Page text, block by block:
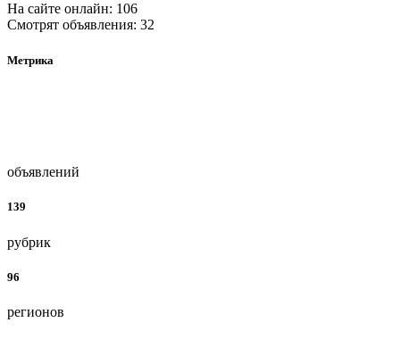
На сайте онлайн: 106
Смотрят объявления: 32
Метрика
объявлений
139
рубрик
96
регионов